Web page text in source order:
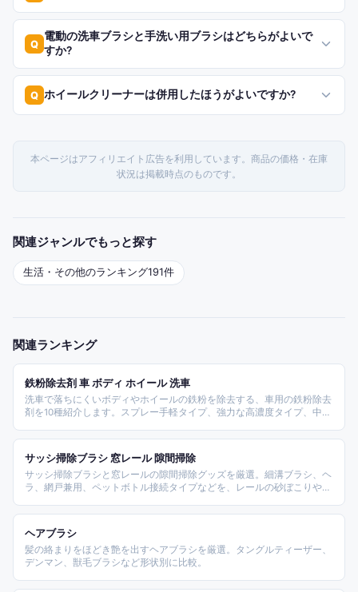
Q
電動の洗車ブラシと手洗い用ブラシはどちらがよいで
すか?
Q ホイールクリーナーは併用したほうがよいですか?
本ページはアフィリエイト広告を利用しています。商品の価格・在庫
状況は掲載時点のものです。
関連ジャンルでもっと探す
生活・その他のランキング191件
関連ランキング
鉄粉除去剤 車 ボディ ホイール 洗車
洗車で落ちにくいボディやホイールの鉄粉を除去する、車用の鉄粉除去
剤を10種紹介します。スプレー手軽タイプ、強力な高濃度タイプ、中
まとめました。
サッシ掃除ブラシ 窓レール 隙間掃除
サッシ掃除ブラシと窓レールの隙間掃除グッズを厳選。細溝ブラシ、ヘ
ラ、網戸兼用、ペットボトル接続タイプなどを、レールの砂ぼこりや水
ヘアブラシ
髪の絡まりをほどき艶を出すヘアブラシを厳選。タングルティーザー、
デンマン、獣毛ブラシなど形状別に比較。